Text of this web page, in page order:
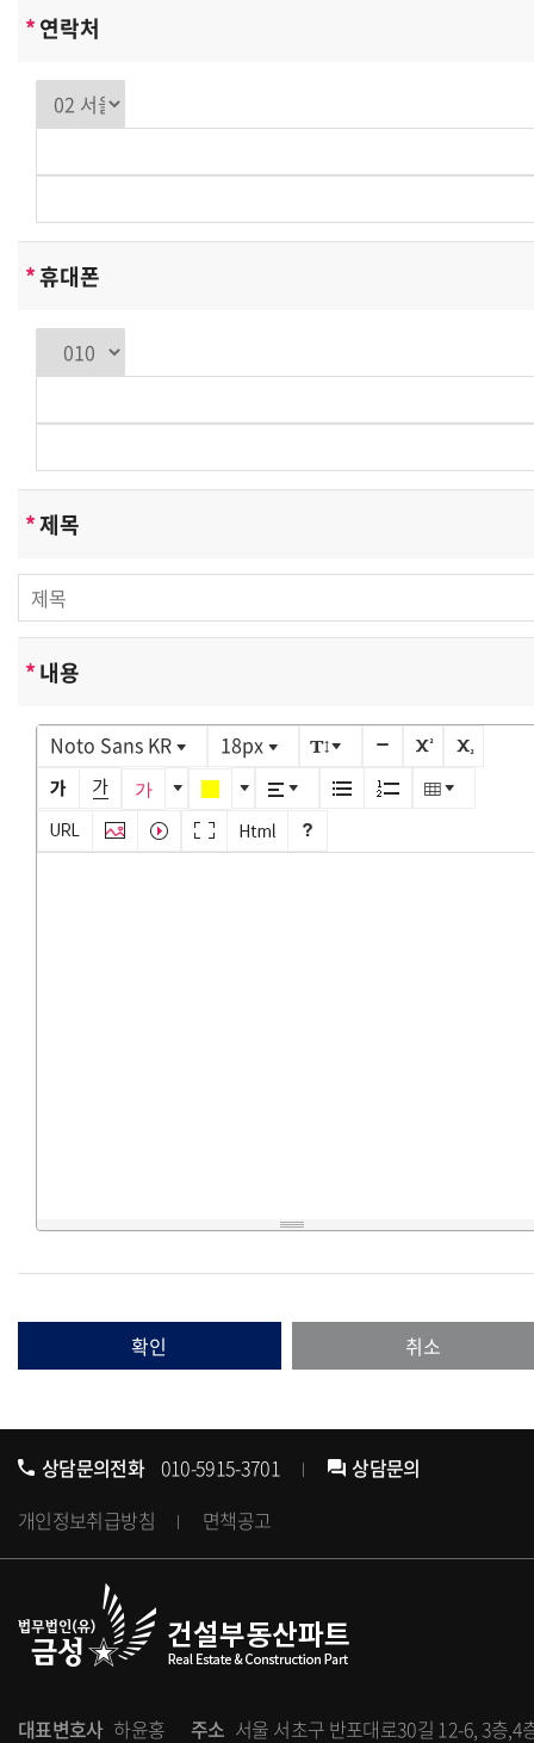
*연락처
*휴대폰
*제목
*내용
Noto Sans KR 18px
확인 취소
상담문의전화 010-5915-3701
상담문의
개인정보취급방침
면책공고
대표변호사 하윤홍 주소 서울 서초구 반포대로30길 12-6, 3층,4